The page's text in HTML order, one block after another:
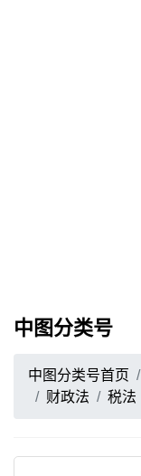
中图分类号
中图分类号首页
财政法
税法